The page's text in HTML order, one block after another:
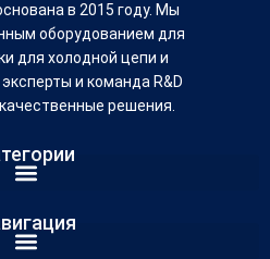
в 2015 году. Мы
оборудованием для
для холодной цепи и
и команда R&D
решения.